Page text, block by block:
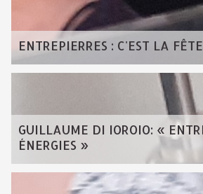
ENTREPIERRES : C'EST LA
GUILLAUME DI IOROIO: «
ÉNERGIES »